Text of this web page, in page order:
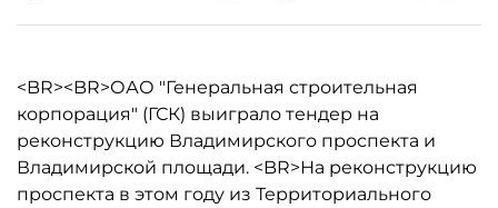
<BR><BR>ОАО "Генеральная строительная
корпорация" (ГСК) выиграло тендер на
реконструкцию Владимирского проспекта и
Владимирской площади. <BR>На реконструкцию
проспекта в этом году из Территориального